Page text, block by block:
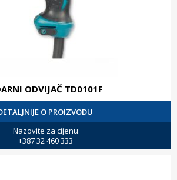
ODVIJAČ TD0101F
O PROIZVODU
Nazovite za cijenu
+387 32 460 333